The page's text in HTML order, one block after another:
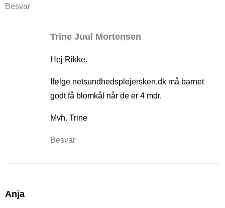
Besvar
Trine Juul Mortensen
Hej Rikke.
Ifølge netsundhedsplejersken.dk må barnet
godt få blomkål når de er 4 mdr.
Mvh. Trine
Besvar
Anja